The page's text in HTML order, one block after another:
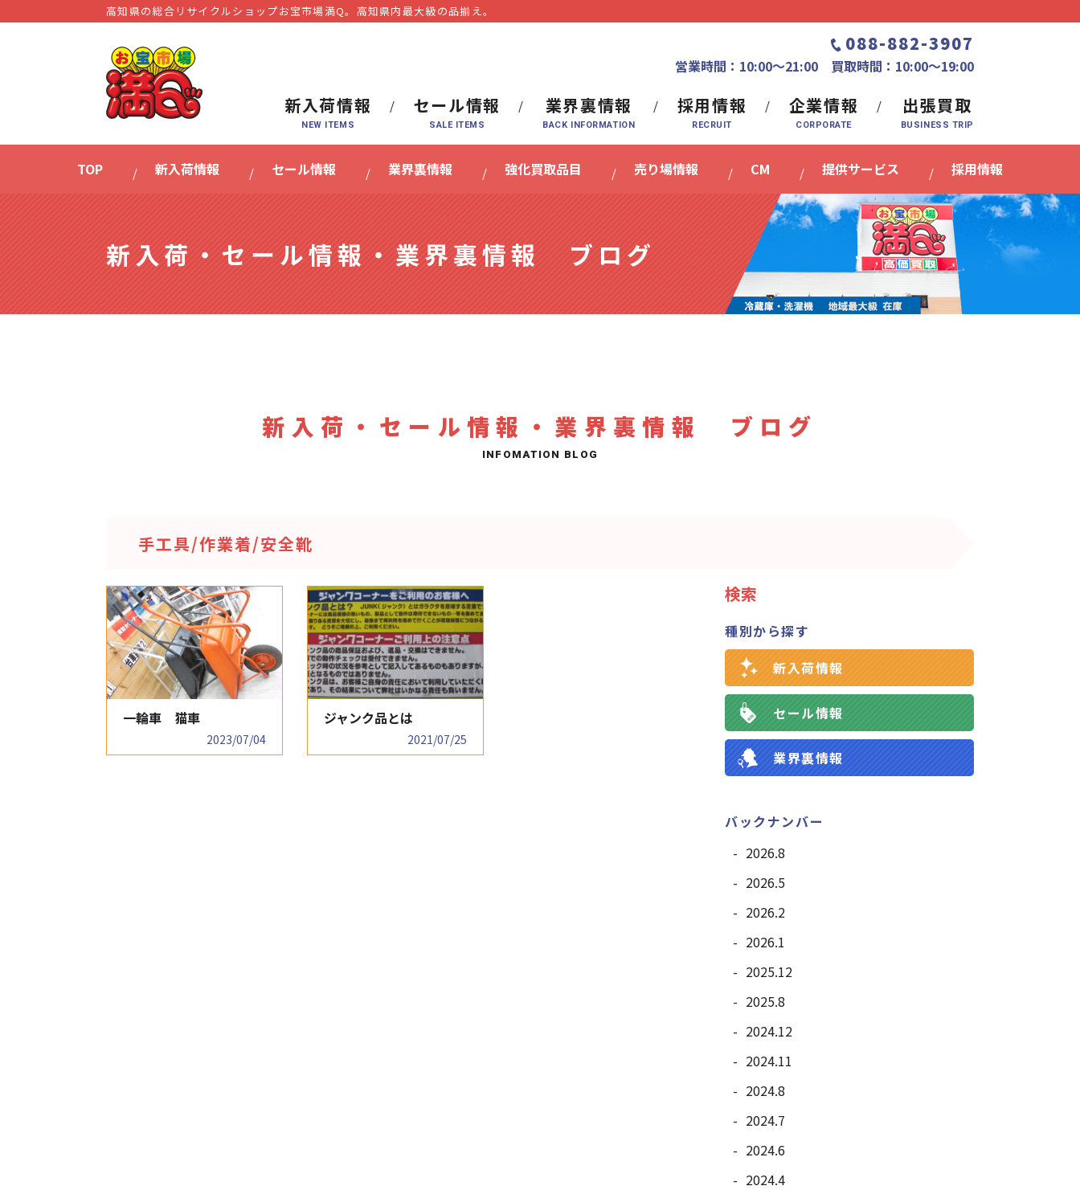
高知県の総合リサイクルショップお宝市場満Q。⾼知県内最⼤級の品揃え。
088-882-3907
営業時間：10:00〜21:00 買取時間：10:00～19:00
新入荷情報 セール情報 業界裏情報 採用情報 企業情報 出張買取
TOP 新入荷情報 セール情報 業界裏情報 強化買取品目 売り場情報 CM 提供サービス 採用情報
新入荷・セール情報・業界裏情報 ブログ
新入荷・セール情報・業界裏情報 ブログ
⼿⼯具/作業着/安全靴
一輪車 猫車
2023/07/04
ジャンク品とは
2021/07/25
検索
種別から探す
新入荷情報
セール情報
業界裏情報
バックナンバー
2026.8
2026.5
2026.2
2026.1
2025.12
2025.8
2024.12
2024.11
2024.8
2024.7
2024.6
2024.4